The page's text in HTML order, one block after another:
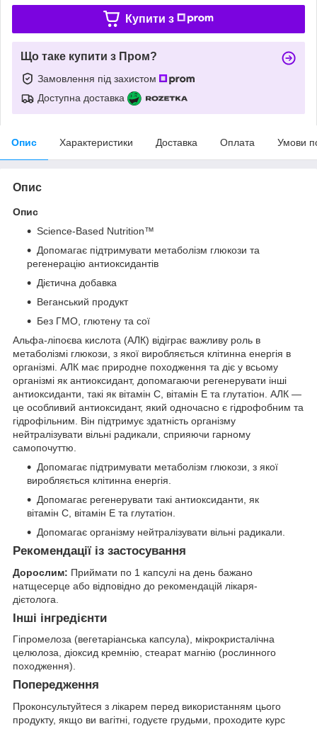
Купити з
Що таке купити з Пром?
Замовлення під захистом
Доступна доставка
Опис Характеристики Доставка Оплата Умови
Опис
Опис
Science-Based Nutrition™
Допомагає підтримувати метаболізм глюкози та
регенерацію антиоксидантів
Дієтична добавка
Веганський продукт
Без ГМО, глютену та сої
Альфа-ліпоєва кислота (АЛК) відіграє важливу роль в
метаболізмі глюкози, з якої виробляється клітинна енергія в
організмі. АЛК має природне походження та діє у всьому
організмі як антиоксидант, допомагаючи регенерувати інші
антиоксиданти, такі як вітамін С, вітамін Е та глутатіон. АЛК —
це особливий антиоксидант, який одночасно є гідрофобним та
гідрофільним. Він підтримує здатність організму
нейтралізувати вільні радикали, сприяючи гарному
самопочуттю.
Допомагає підтримувати метаболізм глюкози, з якої
виробляється клітинна енергія.
Допомагає регенерувати такі антиоксиданти, як
вітамін С, вітамін Е та глутатіон.
Допомагає організму нейтралізувати вільні радикали.
Рекомендації із застосування
Дорослим: Приймати по 1 капсулі на день бажано
натщесерце або відповідно до рекомендацій лікаря-
дієтолога.
Інші інгредієнти
Гіпромелоза (вегетаріанська капсула), мікрокристалічна
целюлоза, діоксид кремнію, стеарат магнію (рослинного
походження).
Попередження
Проконсультуйтеся з лікарем перед використанням цього
продукту, якщо ви вагітні, годуєте грудьми, проходите курс